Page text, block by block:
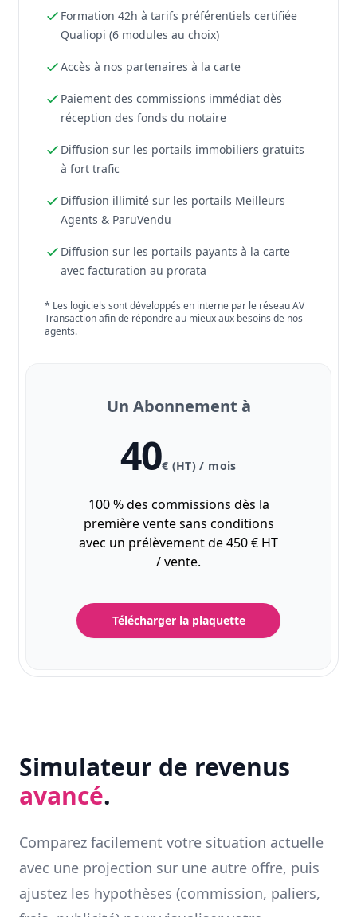
Formation 42h à tarifs préférentiels certifiée
Qualiopi (6 modules au choix)
Accès à nos partenaires à la carte
Paiement des commissions immédiat dès
réception des fonds du notaire
Diffusion sur les portails immobiliers gratuits
à fort trafic
Diffusion illimité sur les portails Meilleurs
Agents & ParuVendu
Diffusion sur les portails payants à la carte
avec facturation au prorata
* Les logiciels sont développés en interne par le réseau AV
Transaction afin de répondre au mieux aux besoins de nos
agents.
Un Abonnement à
40€ (HT) / mois
100 % des commissions dès la
première vente sans conditions
avec un prélèvement de 450 € HT
/ vente.
Télécharger la plaquette
Simulateur de revenus
avancé.
Comparez facilement votre situation actuelle
avec une projection sur une autre offre, puis
ajustez les hypothèses (commission, paliers,